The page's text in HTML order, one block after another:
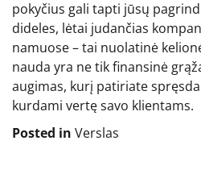
pokyčius gali tapti jūsų
dideles, lėtai judančias
namuose – tai nuolatinė
nauda yra ne tik finansinė
augimas, kurį patiriate
kurdami vertę savo klientams.
Posted in Verslas